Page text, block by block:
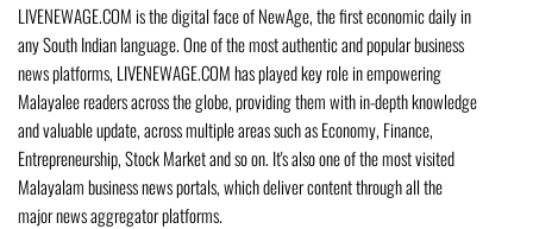
LIVENEWAGE.COM is the digital face of NewAge, the first economic daily in
any South Indian language. One of the most authentic and popular business
news platforms, LIVENEWAGE.COM has played key role in empowering
Malayalee readers across the globe, providing them with in-depth knowledge
and valuable update, across multiple areas such as Economy, Finance,
Entrepreneurship, Stock Market and so on. It's also one of the most visited
Malayalam business news portals, which deliver content through all the
major news aggregator platforms.